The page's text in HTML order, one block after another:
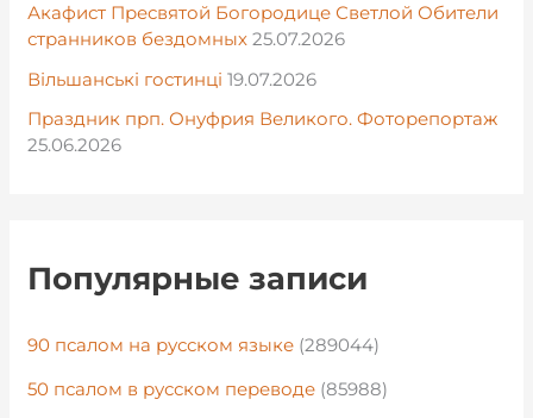
Акафист Пресвятой Богородице Светлой Обители
странников бездомных 25.07.2026
Вільшанські гостинці 19.07.2026
Праздник прп. Онуфрия Великого. Фоторепортаж
25.06.2026
Популярные записи
90 псалом на русском языке (289044)
50 псалом в русском переводе (85988)